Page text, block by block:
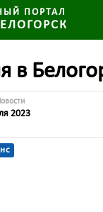
ПОРТАЛ
в
2023